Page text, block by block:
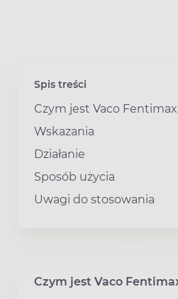
Spis treści
Czym jest Vaco
Wskazania
Działanie
Sposób użycia
Uwagi do stosowania
Czym jest Vaco